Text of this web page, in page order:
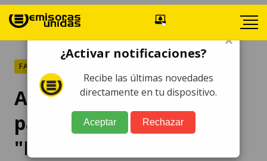
FARÁNDULA
Artistas latinos se unen
para festival online
"Desde tu casa"
×
¿Activar notificaciones?
Recibe las últimas novedades
directamente en tu dispositivo.
Aceptar Rechazar